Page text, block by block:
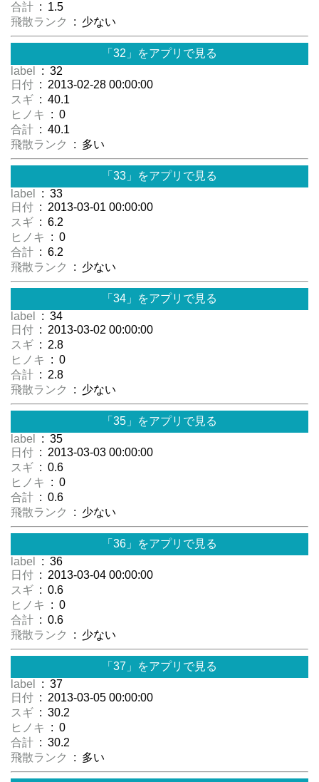
合計 : 1.5
飛散ランク
: 少ない
「32」をアプリで見る
label
: 32
日付 : 2013-02-28 00:00:00
スギ : 40.1
ヒノキ
: 0
合計 : 40.1
飛散ランク
: 多い
「33」をアプリで見る
label
: 33
日付 : 2013-03-01 00:00:00
スギ : 6.2
ヒノキ
: 0
合計 : 6.2
飛散ランク
: 少ない
「34」をアプリで見る
label
: 34
日付 : 2013-03-02 00:00:00
スギ : 2.8
ヒノキ
: 0
合計 : 2.8
飛散ランク
: 少ない
「35」をアプリで見る
label
: 35
日付 : 2013-03-03 00:00:00
スギ : 0.6
ヒノキ
: 0
合計 : 0.6
飛散ランク
: 少ない
「36」をアプリで見る
label
: 36
日付 : 2013-03-04 00:00:00
スギ : 0.6
ヒノキ
: 0
合計 : 0.6
飛散ランク
: 少ない
「37」をアプリで見る
label
: 37
日付 : 2013-03-05 00:00:00
スギ : 30.2
ヒノキ
: 0
合計 : 30.2
飛散ランク
: 多い